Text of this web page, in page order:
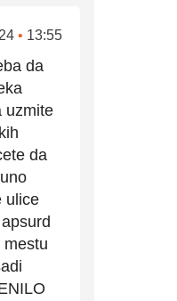
• 13:55
da
uzmite
da
ulice